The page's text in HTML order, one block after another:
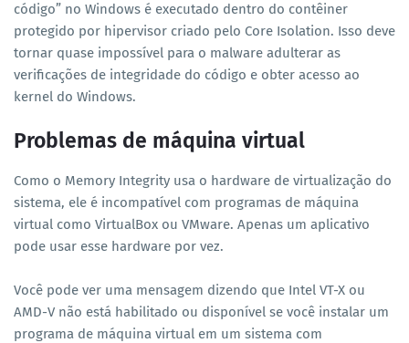
código” no Windows é executado dentro do contêiner
protegido por hipervisor criado pelo Core Isolation. Isso deve
tornar quase impossível para o malware adulterar as
verificações de integridade do código e obter acesso ao
kernel do Windows.
Problemas de máquina virtual
Como o Memory Integrity usa o hardware de virtualização do
sistema, ele é incompatível com programas de máquina
virtual como VirtualBox ou VMware. Apenas um aplicativo
pode usar esse hardware por vez.
Você pode ver uma mensagem dizendo que Intel VT-X ou
AMD-V não está habilitado ou disponível se você instalar um
programa de máquina virtual em um sistema com